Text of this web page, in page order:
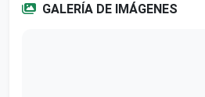
GALERÍA DE IMÁGENES